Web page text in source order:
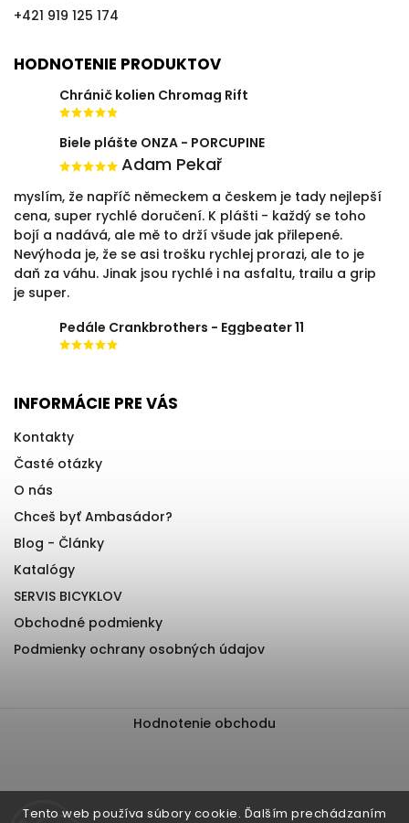
Tento web používa súbory cookie. Ďalším prechádzaním
+421 919 125 174
HODNOTENIE PRODUKTOV
Chránič kolien Chromag Rift
Biele plášte ONZA - PORCUPINE
Adam Pekař
myslím, že napříč německem a českem je tady nejlepší
cena, super rychlé doručení. K plášti - každý se toho
bojí a nadává, ale mě to drží všude jak přilepené.
Nevýhoda je, že se asi trošku rychlej prorazi, ale to je
daň za váhu. Jinak jsou rychlé i na asfaltu, trailu a grip
je super.
Pedále Crankbrothers - Eggbeater 11
INFORMÁCIE PRE VÁS
Kontakty
Časté otázky
O nás
Chceš byť Ambasádor?
Blog - Články
Katalógy
SERVIS BICYKLOV
Obchodné podmienky
Podmienky ochrany osobných údajov
Hodnotenie obchodu